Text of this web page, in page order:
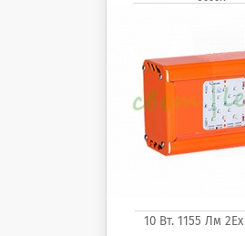
10 Вт. 1155 Лм